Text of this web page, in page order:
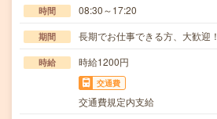
時間 08:30～17:20
期間 長期でお仕事できる方、大歓迎！
時給 時給1200円
交通費
交通費規定内支給